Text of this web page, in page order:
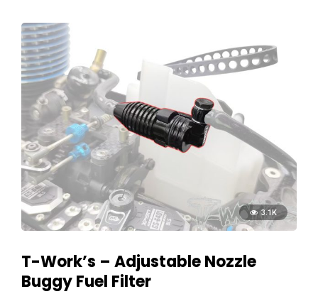
3.1K
T-Work’s – Adjustable Nozzle
Buggy Fuel Filter